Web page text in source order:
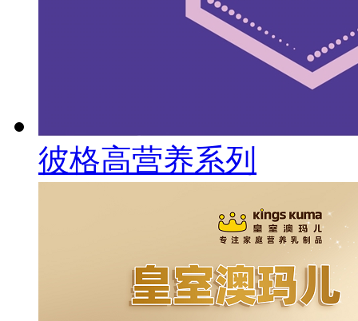
彼格高营养系列